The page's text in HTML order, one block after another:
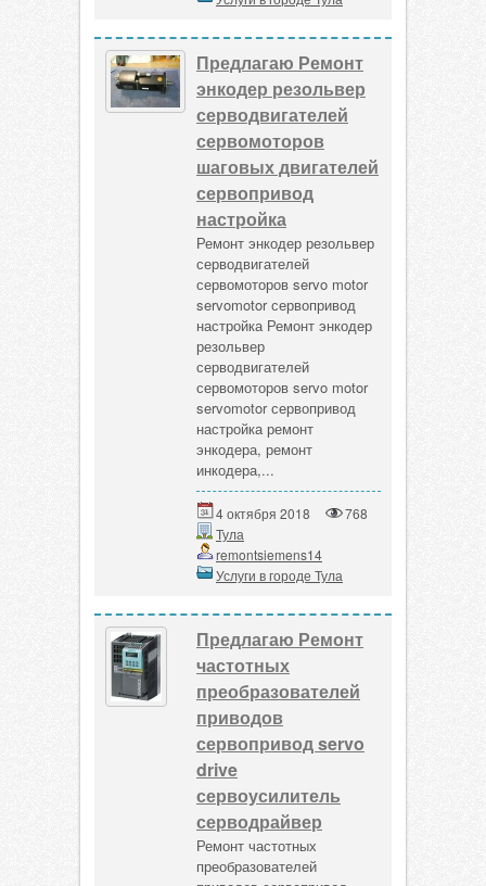
Предлагаю Ремонт
энкодер резольвер
серводвигателей
сервомоторов
шаговых двигателей
сервопривод
настройка
Ремонт энкодер резольвер
серводвигателей
сервомоторов servo motor
servomotor сервопривод
настройка Ремонт энкодер
резольвер
серводвигателей
сервомоторов servo motor
servomotor сервопривод
настройка ремонт
энкодера, ремонт
инкодера,...
4 октября 2018
768
Тула
remontsiemens14
Услуги в городе Тула
Предлагаю Ремонт
частотных
преобразователей
приводов
сервопривод servo
drive
сервоусилитель
серводрайвер
Ремонт частотных
преобразователей